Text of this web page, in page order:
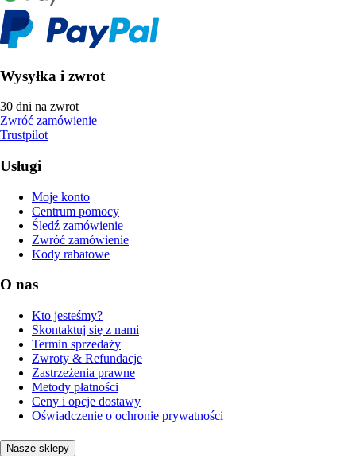
Wysyłka i zwrot
30 dni na zwrot
Zwróć zamówienie
Trustpilot
Usługi
Moje konto
Centrum pomocy
Śledź zamówienie
Zwróć zamówienie
Kody rabatowe
O nas
Kto jesteśmy?
Skontaktuj się z nami
Termin sprzedaży
Zwroty & Refundacje
Zastrzeżenia prawne
Metody płatności
Ceny i opcje dostawy
Oświadczenie o ochronie prywatności
Nasze sklepy